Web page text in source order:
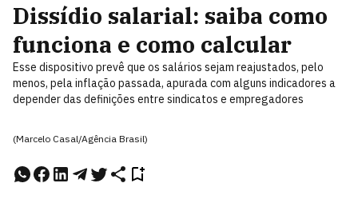
Dissídio salarial: saiba como
funciona e como calcular
Esse dispositivo prevê que os salários sejam reajustados, pelo
menos, pela inflação passada, apurada com alguns indicadores a
depender das definições entre sindicatos e empregadores
(Marcelo Casal/Agência Brasil)